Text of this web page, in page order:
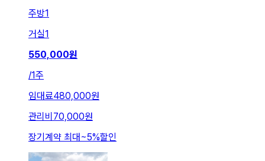
주방1
거실1
550,000원
/1주
임대료480,000원
관리비 70,000원
장기계약 최대~5%할인